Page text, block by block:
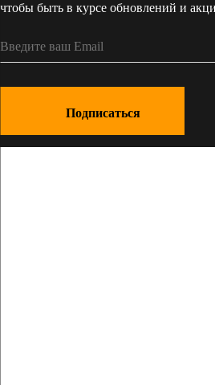
чтобы быть в курсе обновлений и
Подписаться